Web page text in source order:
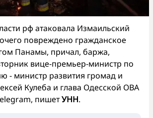
рф атаковала Измаильский
повреждено гражданское
Панамы, причал, баржа,
вице-премьер-министр по
- министр развития громад и
Кулеба и глава Одесской ОВА
пишетУНН.